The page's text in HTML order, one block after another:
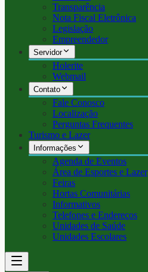
Transparência
Nota Fiscal Eletrônica
Legislação
Empreendedor
Servidor
Holerite
Webmail
Contato
Fale Conosco
Localização
Perguntas Frequentes
Turismo e Lazer
Informações
Agenda de Eventos
Área de Esportes e Lazer
Feiras
Hortas Comunitárias
Informativos
Telefones e Endereços
Unidades de Saúde
Unidades Escolares